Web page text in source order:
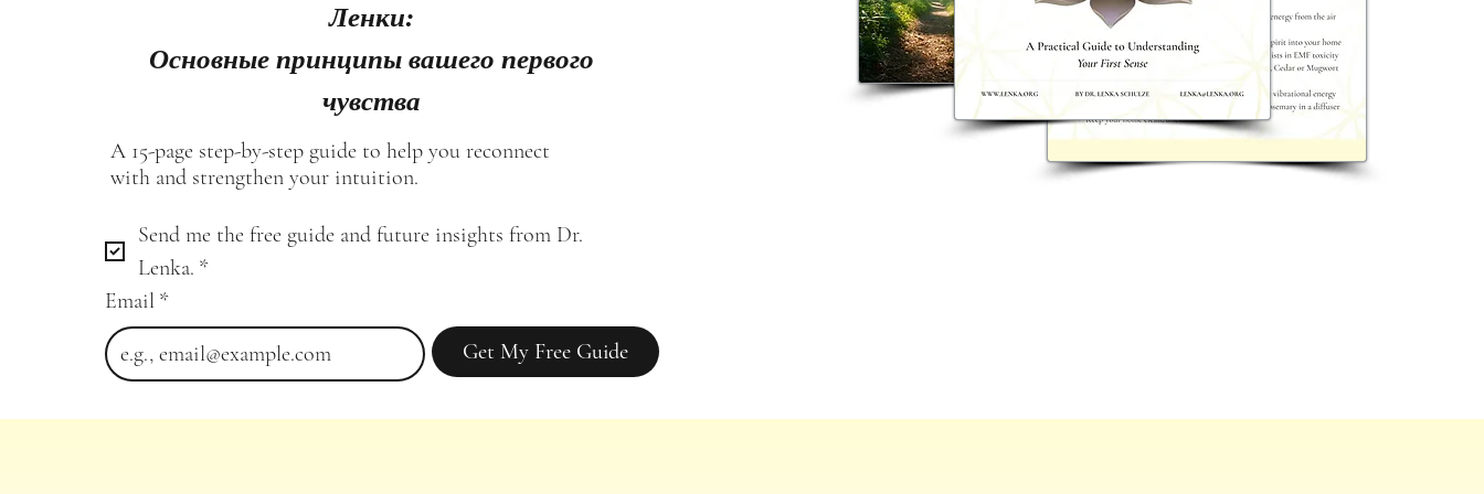
Ленки:
Основные принципы вашего первого
чувства
A 15-page step-by-step guide to help you reconnect
with and strengthen your intuition.
Send me the free guide and future insights from Dr.
Lenka. *
Email *
Get My Free Guide